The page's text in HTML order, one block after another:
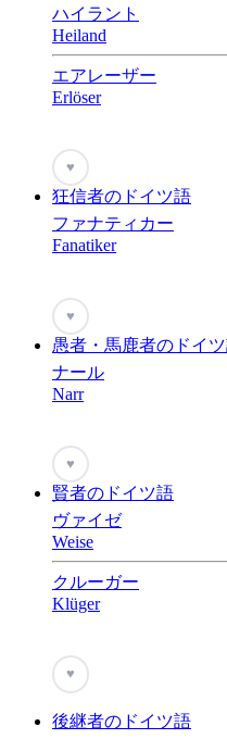
ハイラント
Heiland
エアレーザー
Erlöser
♥
狂信者のドイツ語
ファナティカー
Fanatiker
♥
愚者・馬鹿者のドイ
ナール
Narr
♥
賢者のドイツ語
ヴァイゼ
Weise
クルーガー
Klüger
♥
後継者のドイツ語